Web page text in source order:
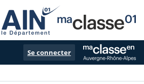
Se connecter